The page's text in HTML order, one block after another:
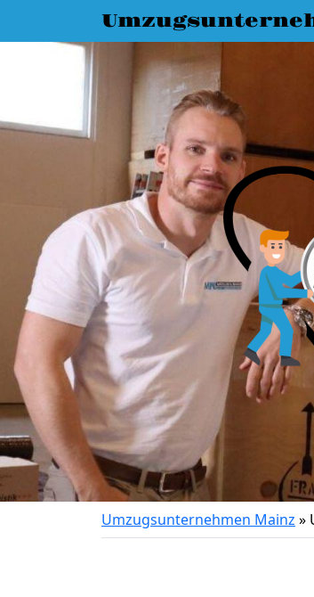
Umzugsunternehmen Mainz »